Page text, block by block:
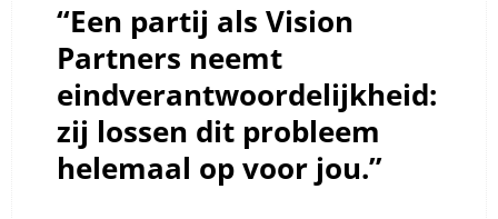
“Een partij als Vision
Partners neemt
eindverantwoordelijkheid:
zij lossen dit probleem
helemaal op voor jou.”